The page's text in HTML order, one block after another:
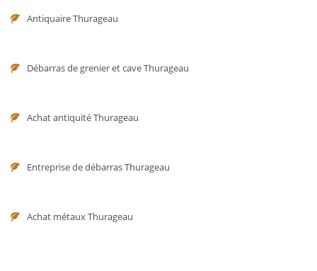
Antiquaire Thurageau
Débarras de grenier et cave Thurageau
Achat antiquité Thurageau
Entreprise de débarras Thurageau
Achat métaux Thurageau